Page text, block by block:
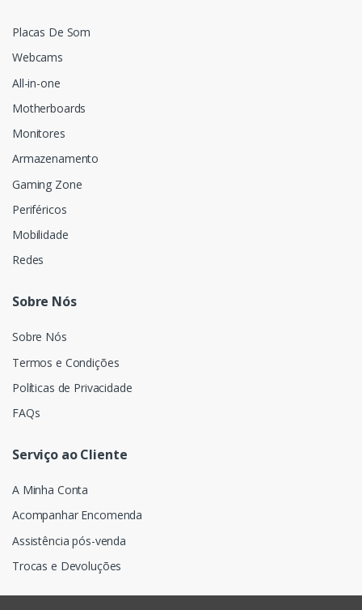
Placas De Som
Webcams
All-in-one
Motherboards
Monitores
Armazenamento
Gaming Zone
Periféricos
Mobilidade
Redes
Sobre Nós
Sobre Nós
Termos e Condições
Políticas de Privacidade
FAQs
Serviço ao Cliente
A Minha Conta
Acompanhar Encomenda
Assistência pós-venda
Trocas e Devoluções